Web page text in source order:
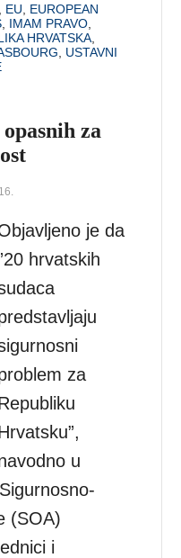
EU
EUROPEAN
IMAM PRAVO
HRVATSKA
USTAVNI
za
je da
hrvatskih
za
u
(SOA)
i